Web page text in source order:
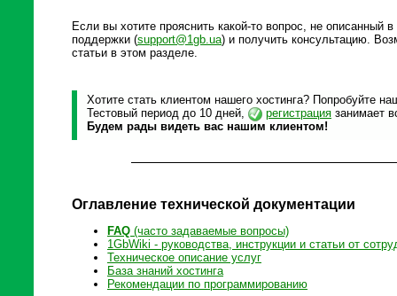
Если вы хотите прояснить какой-то вопрос, не описанный
поддержки (support@1gb.ua) и получить консультацию.
статьи в этом разделе.
Хотите стать клиентом нашего хостинга? Попробуйте
Тестовый период до 10 дней,
регистрация занимает
Будем рады видеть вас нашим клиентом!
Оглавление технической документации
FAQ (часто задаваемые вопросы)
1GbWiki - руководства, инструкции и статьи от
Техническое описание услуг
База знаний хостинга
Рекомендации по программированию